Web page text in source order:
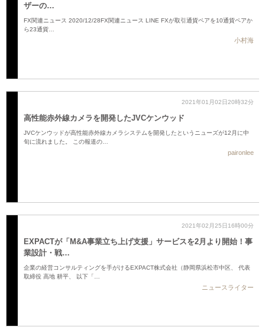
ザーの…
FX関連ニュース 2020/12/28FX関連ニュース LINE FXが取引通貨ペアを10通貨ペアか
ら23通貨…
小村海
2021年01月02日20時32分
高性能赤外線カメラを開発したJVCケンウッド
JVCケンウッドが高性能赤外線カメラシステムを開発したというニューズが12月に中
旬に流れました。 この報道の…
paironlee
2021年02月25日16時00分
EXPACTが「M&A事業立ち上げ支援」サービスを2月より開始！事
業設計・戦…
企業の経営コンサルティングを手がけるEXPACT株式会社（静岡県浜松市中区、 代表
取締役 高地 耕平、 以下「…
ニュースライター